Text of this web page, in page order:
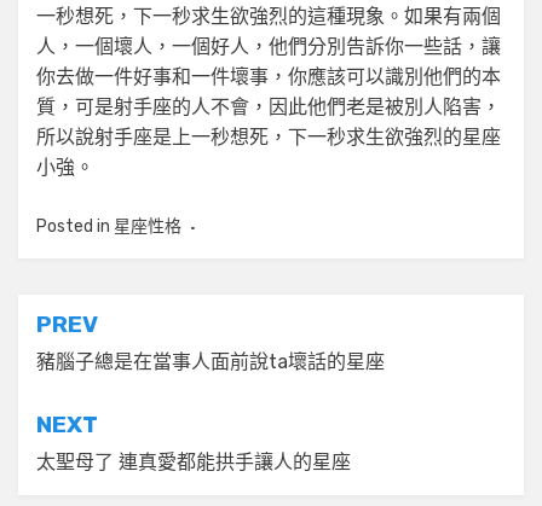
一秒想死，下一秒求生欲強烈的這種現象。如果有兩個
人，一個壞人，一個好人，他們分別告訴你一些話，讓
你去做一件好事和一件壞事，你應該可以識別他們的本
質，可是射手座的人不會，因此他們老是被別人陷害，
所以說射手座是上一秒想死，下一秒求生欲強烈的星座
小強。
Posted in 星座性格
文
章
導
覽
PREV
豬腦子總是在當事人面前說ta壞話的星座
NEXT
太聖母了 連真愛都能拱手讓人的星座